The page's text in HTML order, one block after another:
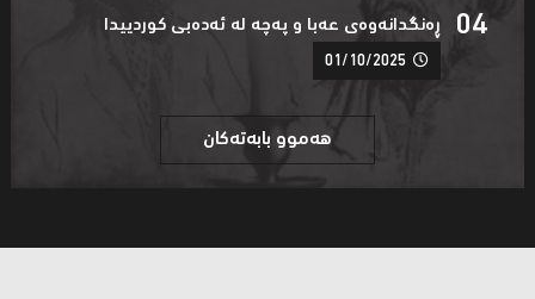
ڕەنگدانەوەی عەبا و پەچە لە ئەدەبی کوردییدا
01/10/2025
هەموو بابەتەکان